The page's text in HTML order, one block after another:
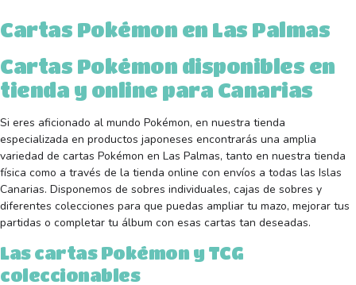
Cartas Pokémon en Las Palmas
Cartas Pokémon disponibles en
tienda y online para Canarias
Si eres aficionado al mundo Pokémon, en nuestra tienda
especializada en productos japoneses encontrarás una amplia
variedad de cartas Pokémon en Las Palmas, tanto en nuestra tienda
física como a través de la tienda online con envíos a todas las Islas
Canarias. Disponemos de sobres individuales, cajas de sobres y
diferentes colecciones para que puedas ampliar tu mazo, mejorar tus
partidas o completar tu álbum con esas cartas tan deseadas.
Las cartas Pokémon y TCG
coleccionables